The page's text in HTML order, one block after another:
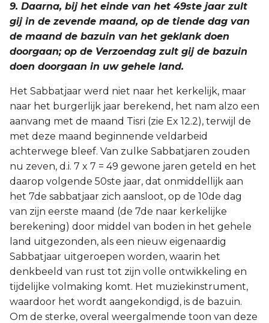
9. Daarna, bij het einde van het 49ste jaar zult
gij in de zevende maand, op de tiende dag van
de maand de bazuin van het geklank doen
doorgaan; op de Verzoendag zult gij de bazuin
doen doorgaan in uw gehele land.
Het Sabbatjaar werd niet naar het kerkelijk, maar
naar het burgerlijk jaar berekend, het nam alzo een
aanvang met de maand Tisri (zie Ex 12.2), terwijl de
met deze maand beginnende veldarbeid
achterwege bleef. Van zulke Sabbatjaren zouden
nu zeven, d.i. 7 x 7 = 49 gewone jaren geteld en het
daarop volgende 50ste jaar, dat onmiddellijk aan
het 7de sabbatjaar zich aansloot, op de 10de dag
van zijn eerste maand (de 7de naar kerkelijke
berekening) door middel van boden in het gehele
land uitgezonden, als een nieuw eigenaardig
Sabbatjaar uitgeroepen worden, waarin het
denkbeeld van rust tot zijn volle ontwikkeling en
tijdelijke volmaking komt. Het muziekinstrument,
waardoor het wordt aangekondigd, is de bazuin.
Om de sterke, overal weergalmende toon van deze